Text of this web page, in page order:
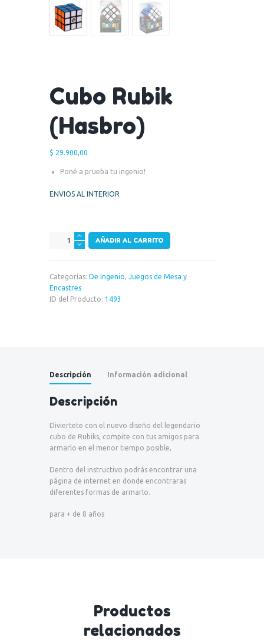
Cubo Rubik
(Hasbro)
$ 29.900,00
Poné a prueba tu ingenio!
ENVIOS AL INTERIOR
(Hasbro)
AÑADIR AL CARRITO
Categorías: De Ingenio, Juegos de Mesa y
Encastres
ID del Producto: 1493
Descripción Información adicional
Descripción
Diviertete con el nuevo diseño del legendario
cubo de Rubiks, compite con tus amigos para
armarlo en el menor tiempo posible,
Dentro del instructivo podrás encontrar una
página de internet en donde encontraras
diferentes formas de armarlo.
para + de 8 años
Productos
relacionados